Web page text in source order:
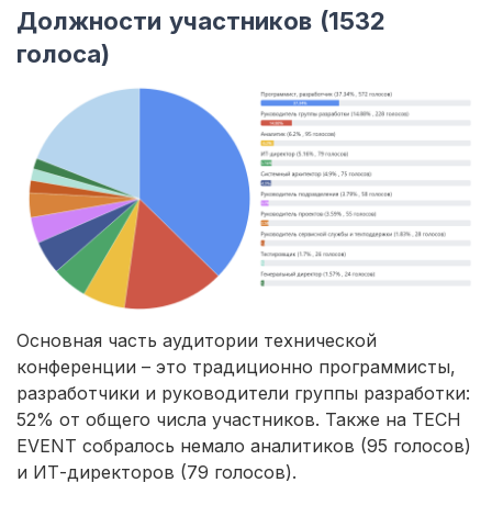
Должности участников (1532
голоса)
Основная часть аудитории технической
конференции – это традиционно программисты,
разработчики и руководители группы разработки:
52% от общего числа участников. Также на TECH
EVENT собралось немало аналитиков (95 голосов)
и ИТ-директоров (79 голосов).